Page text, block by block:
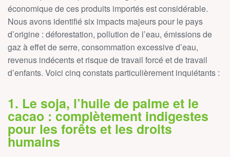
économique de ces produits importés est considérable.
Nous avons identifié six impacts majeurs pour le pays
d’origine : déforestation, pollution de l’eau, émissions de
gaz à effet de serre, consommation excessive d’eau,
revenus indécents et risque de travail forcé et de travail
d’enfants. Voici cinq constats particulièrement inquiétants :
1. Le soja, l’huile de palme et le
cacao : complètement indigestes
pour les forêts et les droits
humains